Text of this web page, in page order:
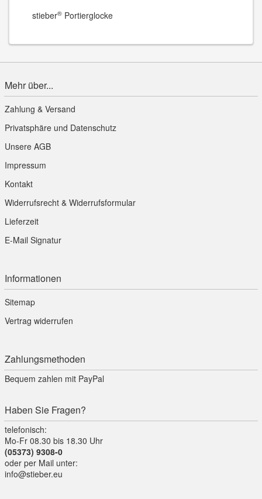
stieber® Portierglocke
Mehr über...
Zahlung & Versand
Privatsphäre und Datenschutz
Unsere AGB
Impressum
Kontakt
Widerrufsrecht & Widerrufsformular
Lieferzeit
E-Mail Signatur
Informationen
Sitemap
Vertrag widerrufen
Zahlungsmethoden
Bequem zahlen mit PayPal
Haben Sie Fragen?
telefonisch:
Mo-Fr 08.30 bis 18.30 Uhr
(05373) 9308-0
oder per Mail unter:
info@stieber.eu